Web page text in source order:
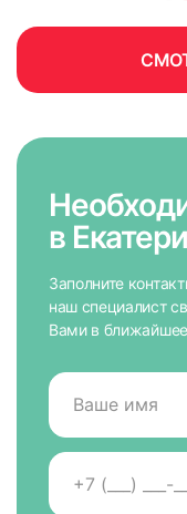
измерьте ширину по
в
Заполните
наш специалист
Вами в